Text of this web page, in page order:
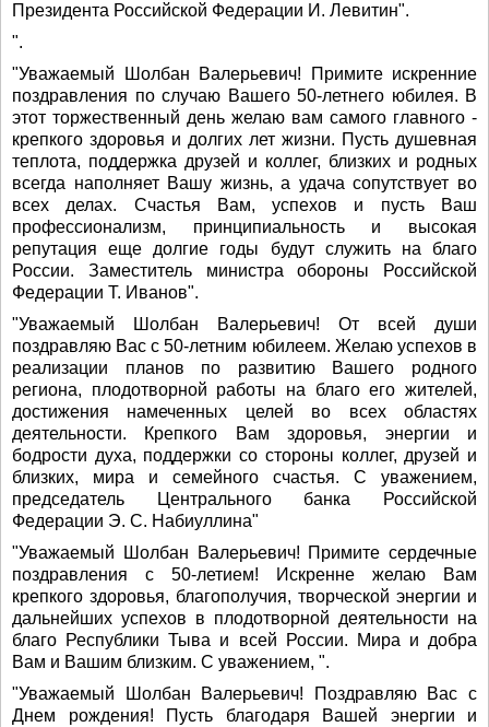
Президента Российской Федерации И. Левитин".
".
"Уважаемый Шолбан Валерьевич! Примите искренние
поздравления по случаю Вашего 50-летнего юбилея. В
этот торжественный день желаю вам самого главного -
крепкого здоровья и долгих лет жизни. Пусть душевная
теплота, поддержка друзей и коллег, близких и родных
всегда наполняет Вашу жизнь, а удача сопутствует во
всех делах. Счастья Вам, успехов и пусть Ваш
профессионализм, принципиальность и высокая
репутация еще долгие годы будут служить на благо
России. Заместитель министра обороны Российской
Федерации Т. Иванов".
"Уважаемый Шолбан Валерьевич! От всей души
поздравляю Вас с 50-летним юбилеем. Желаю успехов в
реализации планов по развитию Вашего родного
региона, плодотворной работы на благо его жителей,
достижения намеченных целей во всех областях
деятельности. Крепкого Вам здоровья, энергии и
бодрости духа, поддержки со стороны коллег, друзей и
близких, мира и семейного счастья. С уважением,
председатель Центрального банка Российской
Федерации Э. С. Набиуллина"
"Уважаемый Шолбан Валерьевич! Примите сердечные
поздравления с 50-летием! Искренне желаю Вам
крепкого здоровья, благополучия, творческой энергии и
дальнейших успехов в плодотворной деятельности на
благо Республики Тыва и всей России. Мира и добра
Вам и Вашим близким. С уважением, ".
"Уважаемый Шолбан Валерьевич! Поздравляю Вас с
Днем рождения! Пусть благодаря Вашей энергии и